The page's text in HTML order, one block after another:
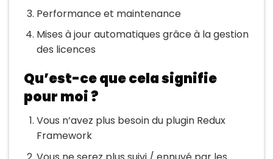
Performance et maintenance
Mises à jour automatiques grâce à la gestion
des licences
Qu’est-ce que cela signifie
pour moi ?
Vous n’avez plus besoin du plugin Redux
Framework